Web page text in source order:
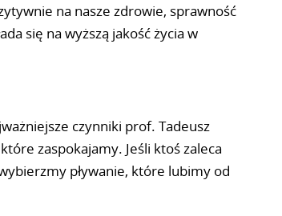
na nasze zdrowie, sprawność
się na wyższą jakość życia w
czynniki prof. Tadeusz
zaspokajamy. Jeśli ktoś zaleca
pływanie, które lubimy od